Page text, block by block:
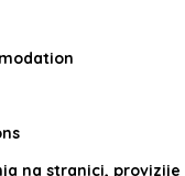
na stranici, provizije